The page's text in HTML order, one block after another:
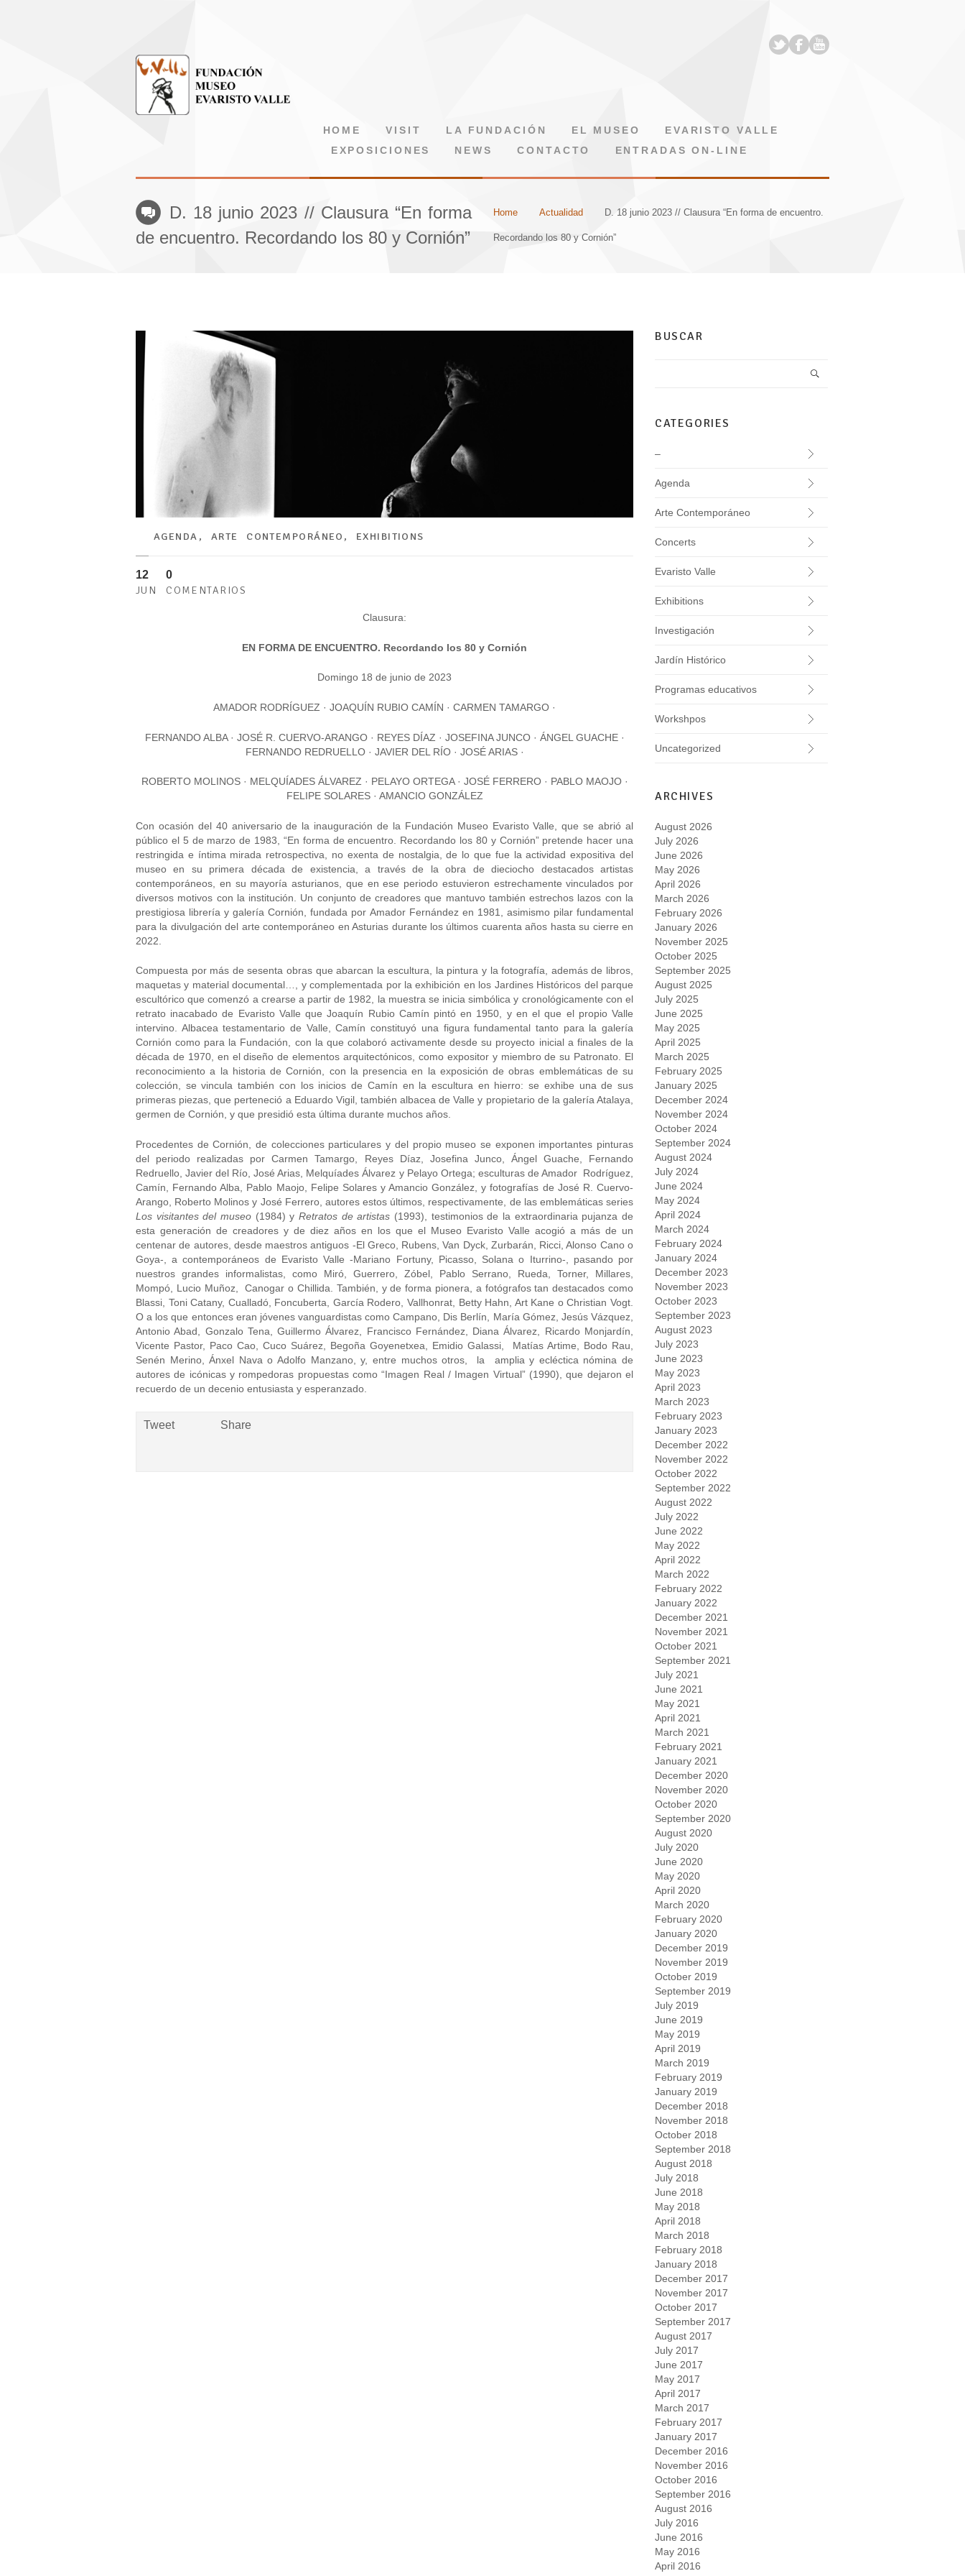
HOME VISIT LA FUNDACIÓN EL MUSEO
EVARISTO VALLE
EXPOSICIONES
NEWS CONTACTO ENTRADAS ON-LINE
D. 18 junio 2023 // Clausura “En forma
de encuentro. Recordando los 80 y Cornión”
Home Actualidad D. 18 junio 2023 // Clausura “En forma de encuentro.
Recordando los 80 y Cornión”
AGENDA , ARTE CONTEMPORÁNEO , EXHIBITIONS
12
JUN
0
COMENTARIOS
Clausura:
EN FORMA DE ENCUENTRO. Recordando los 80 y Cornión
Domingo 18 de junio de 2023
AMADOR RODRÍGUEZ · JOAQUÍN RUBIO CAMÍN · CARMEN TAMARGO ·
FERNANDO ALBA · JOSÉ R. CUERVO-ARANGO · REYES DÍAZ · JOSEFINA JUNCO · ÁNGEL GUACHE ·
FERNANDO REDRUELLO · JAVIER DEL RÍO · JOSÉ ARIAS ·
ROBERTO MOLINOS · MELQUÍADES ÁLVAREZ · PELAYO ORTEGA · JOSÉ FERRERO · PABLO MAOJO ·
FELIPE SOLARES · AMANCIO GONZÁLEZ
Con ocasión del 40 aniversario de la inauguración de la Fundación Museo Evaristo Valle, que se abrió al
público el 5 de marzo de 1983, “En forma de encuentro. Recordando los 80 y Cornión” pretende hacer una
restringida e íntima mirada retrospectiva, no exenta de nostalgia, de lo que fue la actividad expositiva del
museo en su primera década de existencia, a través de la obra de dieciocho destacados artistas
contemporáneos, en su mayoría asturianos, que en ese periodo estuvieron estrechamente vinculados por
diversos motivos con la institución. Un conjunto de creadores que mantuvo también estrechos lazos con la
prestigiosa librería y galería Cornión, fundada por Amador Fernández en 1981, asimismo pilar fundamental
para la divulgación del arte contemporáneo en Asturias durante los últimos cuarenta años hasta su cierre en
2022.
Compuesta por más de sesenta obras que abarcan la escultura, la pintura y la fotografía, además de libros,
maquetas y material documental…, y complementada por la exhibición en los Jardines Históricos del parque
escultórico que comenzó a crearse a partir de 1982, la muestra se inicia simbólica y cronológicamente con el
retrato inacabado de Evaristo Valle que Joaquín Rubio Camín pintó en 1950, y en el que el propio Valle
intervino. Albacea testamentario de Valle, Camín constituyó una figura fundamental tanto para la galería
Cornión como para la Fundación, con la que colaboró activamente desde su proyecto inicial a finales de la
década de 1970, en el diseño de elementos arquitectónicos, como expositor y miembro de su Patronato. El
reconocimiento a la historia de Cornión, con la presencia en la exposición de obras emblemáticas de su
colección, se vincula también con los inicios de Camín en la escultura en hierro: se exhibe una de sus
primeras piezas, que perteneció a Eduardo Vigil, también albacea de Valle y propietario de la galería Atalaya,
germen de Cornión, y que presidió esta última durante muchos años.
Procedentes de Cornión, de colecciones particulares y del propio museo se exponen importantes pinturas
del periodo realizadas por Carmen Tamargo, Reyes Díaz, Josefina Junco, Ángel Guache, Fernando
Redruello, Javier del Río, José Arias, Melquíades Álvarez y Pelayo Ortega; esculturas de Amador Rodríguez,
Camín, Fernando Alba, Pablo Maojo, Felipe Solares y Amancio González, y fotografías de José R. Cuervo-
Arango, Roberto Molinos y José Ferrero, autores estos últimos, respectivamente, de las emblemáticas series
Los visitantes del museo (1984) yRetratos de artistas (1993), testimonios de la extraordinaria pujanza de
esta generación de creadores y de diez años en los que el Museo Evaristo Valle acogió a más de un
centenar de autores, desde maestros antiguos -El Greco, Rubens, Van Dyck, Zurbarán, Ricci, Alonso Cano o
Goya-, a contemporáneos de Evaristo Valle -Mariano Fortuny, Picasso, Solana o Iturrino-, pasando por
nuestros grandes informalistas, como Miró, Guerrero, Zóbel, Pablo Serrano, Rueda, Torner, Millares,
Mompó, Lucio Muñoz, Canogar o Chillida. También, y de forma pionera, a fotógrafos tan destacados como
Blassi, Toni Catany, Cualladó, Foncuberta, García Rodero, Vallhonrat, Betty Hahn, Art Kane o Christian Vogt.
O a los que entonces eran jóvenes vanguardistas como Campano, Dis Berlín, María Gómez, Jesús Vázquez,
Antonio Abad, Gonzalo Tena, Guillermo Álvarez, Francisco Fernández, Diana Álvarez, Ricardo Monjardín,
Vicente Pastor, Paco Cao, Cuco Suárez, Begoña Goyenetxea, Emidio Galassi, Matías Artime, Bodo Rau,
Senén Merino, Ánxel Nava o Adolfo Manzano, y, entre muchos otros, la amplia y ecléctica nómina de
autores de icónicas y rompedoras propuestas como “Imagen Real / Imagen Virtual” (1990), que dejaron el
recuerdo de un decenio entusiasta y esperanzado.
Tweet Share
BUSCAR
CATEGORIES
–
Agenda
Arte Contemporáneo
Concerts
Evaristo Valle
Exhibitions
Investigación
Jardín Histórico
Programas educativos
Workshpos
Uncategorized
ARCHIVES
August 2026
July 2026
June 2026
May 2026
April 2026
March 2026
February 2026
January 2026
November 2025
October 2025
September 2025
August 2025
July 2025
June 2025
May 2025
April 2025
March 2025
February 2025
January 2025
December 2024
November 2024
October 2024
September 2024
August 2024
July 2024
June 2024
May 2024
April 2024
March 2024
February 2024
January 2024
December 2023
November 2023
October 2023
September 2023
August 2023
July 2023
June 2023
May 2023
April 2023
March 2023
February 2023
January 2023
December 2022
November 2022
October 2022
September 2022
August 2022
July 2022
June 2022
May 2022
April 2022
March 2022
February 2022
January 2022
December 2021
November 2021
October 2021
September 2021
July 2021
June 2021
May 2021
April 2021
March 2021
February 2021
January 2021
December 2020
November 2020
October 2020
September 2020
August 2020
July 2020
June 2020
May 2020
April 2020
March 2020
February 2020
January 2020
December 2019
November 2019
October 2019
September 2019
July 2019
June 2019
May 2019
April 2019
March 2019
February 2019
January 2019
December 2018
November 2018
October 2018
September 2018
August 2018
July 2018
June 2018
May 2018
April 2018
March 2018
February 2018
January 2018
December 2017
November 2017
October 2017
September 2017
August 2017
July 2017
June 2017
May 2017
April 2017
March 2017
February 2017
January 2017
December 2016
November 2016
October 2016
September 2016
August 2016
July 2016
June 2016
May 2016
April 2016